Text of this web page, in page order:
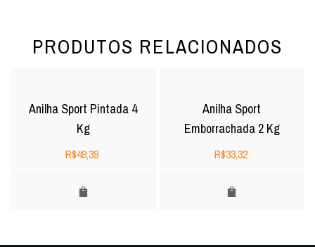
PRODUTOS RELACIONADOS
Anilha Sport Pintada 4
Kg
R$49,39
Anilha Sport
Emborrachada 2 Kg
R$33,32